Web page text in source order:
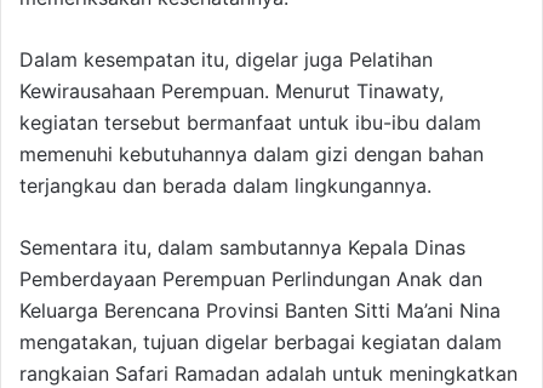
Dalam kesempatan itu, digelar juga Pelatihan
Kewirausahaan Perempuan. Menurut Tinawaty,
kegiatan tersebut bermanfaat untuk ibu-ibu dalam
memenuhi kebutuhannya dalam gizi dengan bahan
terjangkau dan berada dalam lingkungannya.
Sementara itu, dalam sambutannya Kepala Dinas
Pemberdayaan Perempuan Perlindungan Anak dan
Keluarga Berencana Provinsi Banten Sitti Ma’ani Nina
mengatakan, tujuan digelar berbagai kegiatan dalam
rangkaian Safari Ramadan adalah untuk meningkatkan